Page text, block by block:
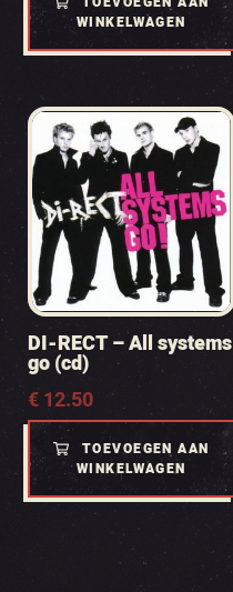
WINKELWAGEN
DI-RECT – All systems
go (cd)
€12.50
TOEVOEGEN AAN
WINKELWAGEN